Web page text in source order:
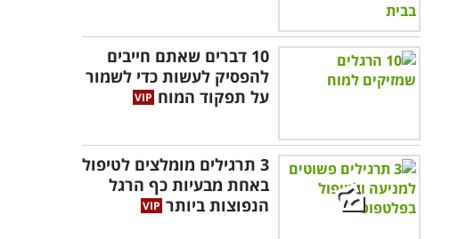
10 דברים שאתם חייבים
להפסיק לעשות כדי לשמור
על תפקוד המוח
3 תרגילים מומלצים לטיפול
באחת מבעיות כף הרגל
הנפוצות ביותר